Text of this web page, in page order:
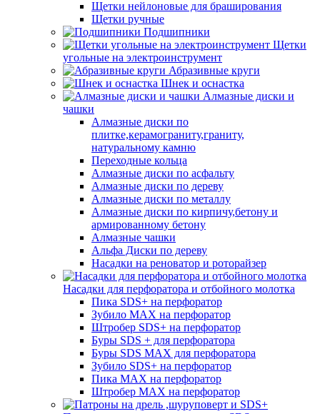
Щетки нейлоновые для браширования
Щетки ручные
Подшипники
Щетки
угольные на электроинструмент
Абразивные круги
Шнек и оснастка
Алмазные диски и
чашки
Алмазные диски по
плитке,керамограниту,граниту,
натуральному камню
Переходные кольца
Алмазные диски по асфальту
Алмазные диски по дереву
Алмазные диски по металлу
Алмазные диски по кирпичу,бетону и
армированному бетону
Алмазные чашки
Альфа Диски по дереву
Насадки на реноватор и роторайзер
Насадки для перфоратора и отбойного молотка
Пика SDS+ на перфоратор
Зубило MAX на перфоратор
Штробер SDS+ на перфоратор
Буры SDS + для перфоратора
Буры SDS MAX для перфоратора
Зубило SDS+ на перфоратор
Пика MAX на перфоратор
Штробер MAX на перфоратор